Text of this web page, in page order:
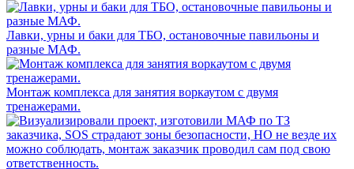
Лавки, урны и баки для ТБО, остановочные павильоны и
разные МАФ.
Монтаж комплекса для занятия воркаутом с двумя
тренажерами.